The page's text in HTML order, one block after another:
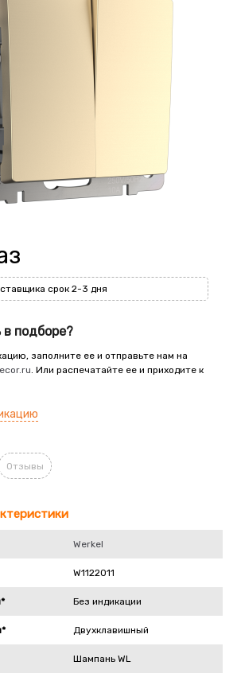
срок 2-3 дня
подборе?
заполните ее и отправьте нам на
. Или распечатайте ее и приходите к
Отзывы
Werkel
W1122011
Без индикации
Двухклавишный
Шампань WL